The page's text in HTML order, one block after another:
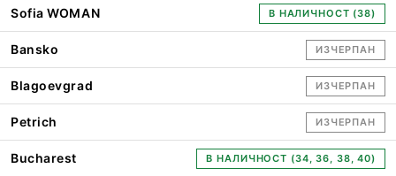
Sofia WOMAN В НАЛИЧНОСТ (38)
Bansko ИЗЧЕРПАН
Blagoevgrad ИЗЧЕРПАН
Petrich ИЗЧЕРПАН
Bucharest В НАЛИЧНОСТ (34, 36, 38, 40)